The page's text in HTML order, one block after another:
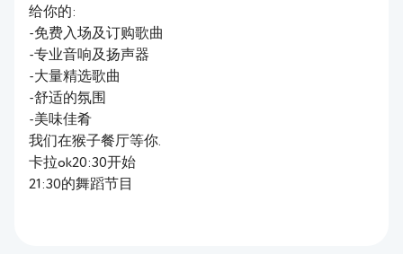
给你的:
-免费入场及订购歌曲
-专业音响及扬声器
-大量精选歌曲
-舒适的氛围
-美味佳肴
我们在猴子餐厅等你.
卡拉ok20:30开始
21:30的舞蹈节目